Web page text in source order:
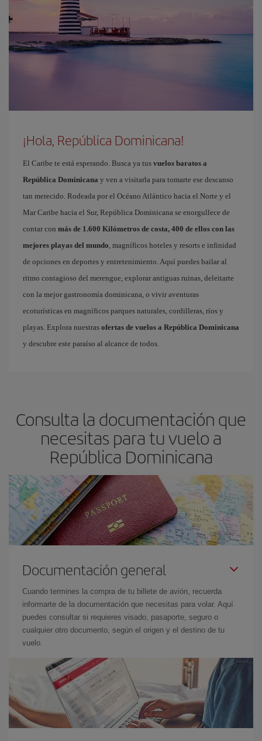
¡Hola, República Dominicana!
El Caribe te está esperando. Busca ya tus vuelos baratos a
República Dominicana y ven a visitarla para tomarte ese descanso
tan merecido. Rodeada por el Océano Atlántico hacia el Norte y el
Mar Caribe hacia el Sur, República Dominicana se enorgullece de
contar con más de 1.600 Kilómetros de costa, 400 de ellos con las
mejores playas del mundo , magníficos hoteles y resorts e infinidad
de opciones en deportes y entretenimiento. Aquí puedes bailar al
ritmo contagioso del merengue, explorar antiguas ruinas, deleitarte
con la mejor gastronomía dominicana, o vivir aventuras
ecoturísticas en magníficos parques naturales, cordilleras, ríos y
playas. Explora nuestras ofertas de vuelos a República Dominicana
y descubre este paraíso al alcance de todos.
Consulta la documentación que
necesitas para tu vuelo a
República Dominicana
Documentación general
Cuando termines la compra de tu billete de avión, recuerda
informarte de la documentación que necesitas para volar. Aquí
puedes consultar si requieres visado, pasaporte, seguro o
cualquier otro documento, según el origen y el destino de tu
vuelo.